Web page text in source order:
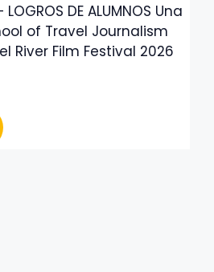
LOGROS DE ALUMNOS Una
of Travel Journalism
River Film Festival 2026